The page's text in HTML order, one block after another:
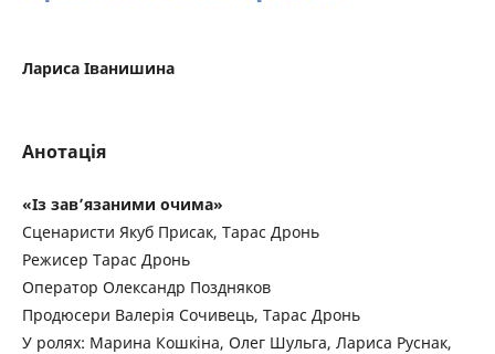
Лариса Іванишина
Анотація
«Із зав’язаними очима»
Сценаристи Якуб Присак, Тарас Дронь
Режисер Тарас Дронь
Оператор Олександр Поздняков
Продюсери Валерія Сочивець, Тарас Дронь
У ролях: Марина Кошкіна, Олег Шульга, Лариса Руснак,